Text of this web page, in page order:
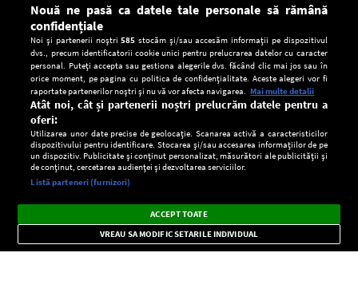
CONFIDENŢIALITATE
Setări:
Dark
Mode
Radio live, podcasturi, știri și alerte
importante.
×
Nouă ne pasă ca datele tale personale să rămână
confidențiale
Noi și partenerii noștri585 stocăm și/sau accesăm informații pe dispozitivul
dvs., precum identificatorii cookie unici pentru prelucrarea datelor cu caracter
personal. Puteți accepta sau gestiona alegerile dvs. făcând clic mai jos sau în
orice moment, pe pagina cu politica de confidențialitate. Aceste alegeri vor fi
raportate partenerilor noștri și nu vă vor afecta navigarea. Mai multe detalii
Atât noi, cât și partenerii noștri prelucrăm datele pentru a
oferi:
Utilizarea unor date precise de geolocație. Scanarea activă a caracteristicilor
dispozitivului pentru identificare. Stocarea și/sau accesarea informațiilor de pe
un dispozitiv. Publicitate și conținut personalizat, măsurători ale publicității și
de conținut, cercetarea audienței și dezvoltarea serviciilor.
Listă parteneri (furnizori)
ACCEPT TOATE
VREAU SA MODIFIC SETARILE INDIVIDUAL